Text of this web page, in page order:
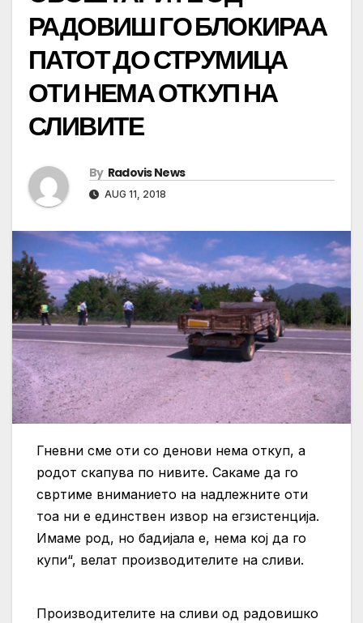
РАДОВИШ ГО БЛОКИРАА
ПАТОТ ДО СТРУМИЦА
ОТИ НЕМА ОТКУП НА
СЛИВИТЕ
By Radovis News
AUG 11, 2018
Гневни сме оти со денови нема откуп, а
родот скапува по нивите. Сакаме да го
свртиме вниманието на надлежните оти
тоа ни е единствен извор на егзистенција.
Имаме род, но бадијала е, нема кој да го
купи“, велат производителите на сливи.
Производителите на сливи од радовишко